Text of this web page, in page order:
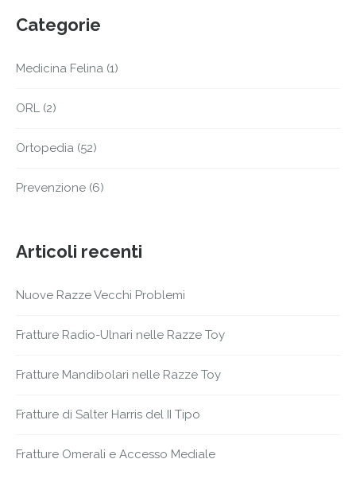
Categorie
Medicina Felina (1)
ORL (2)
Ortopedia (52)
Prevenzione (6)
Articoli recenti
Nuove Razze Vecchi Problemi
Fratture Radio-Ulnari nelle Razze Toy
Fratture Mandibolari nelle Razze Toy
Fratture di Salter Harris del II Tipo
Fratture Omerali e Accesso Mediale